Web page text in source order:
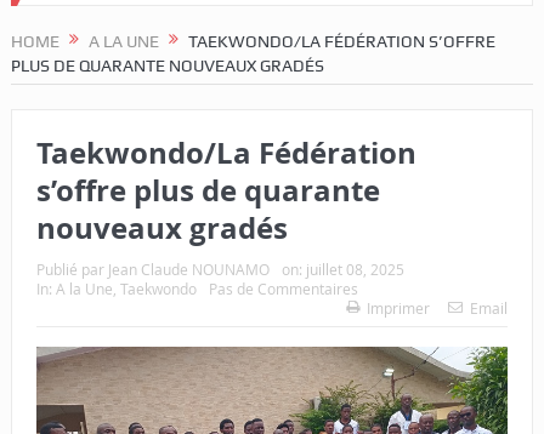
HOME A LA UNE
TAEKWONDO/LA FÉDÉRATION S’OFFRE
PLUS DE QUARANTE NOUVEAUX GRADÉS
Taekwondo/La Fédération
s’offre plus de quarante
nouveaux gradés
Publié par Jean Claude NOUNAMO on: juillet 08, 2025
In: A la Une Taekwondo
Pas de Commentaires
Imprimer
Email